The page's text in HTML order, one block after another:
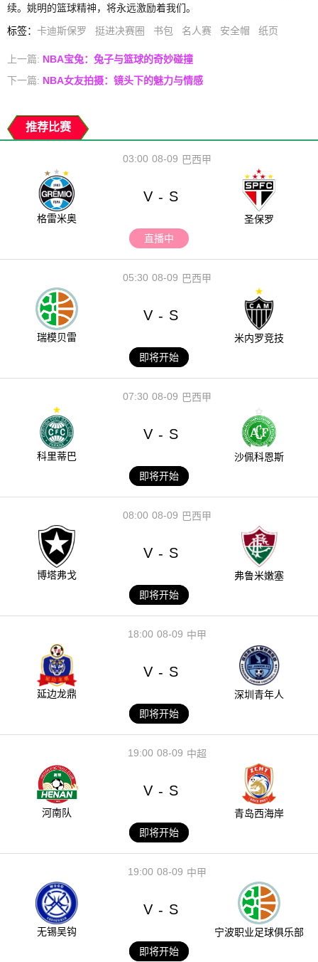
续。姚明的篮球精神，将永远激励着我们。
标签： 卡迪斯保罗 挺进决赛圈 书包 名人赛 安全帽 纸页
上一篇: NBA宝兔：兔子与篮球的奇妙碰撞
下一篇: NBA女友拍摄：镜头下的魅力与情感
推荐比赛
08-09
03:00 巴西甲
格雷米奥
V - S
圣保罗
直播中
08-09
05:30 巴西甲
瑞模贝雷
V - S
米内罗竞技
即将开始
08-09
07:30 巴西甲
科里蒂巴
V - S
沙佩科恩斯
即将开始
08-09
08:00 巴西甲
博塔弗戈
V - S
弗鲁米嫩塞
即将开始
08-09
18:00 中甲
延边龙鼎
V - S
深圳青年人
即将开始
08-09
19:00 中超
河南队
V - S
青岛西海岸
即将开始
08-09
19:00 中甲
无锡吴钩
V - S
宁波职业足球俱乐部
即将开始